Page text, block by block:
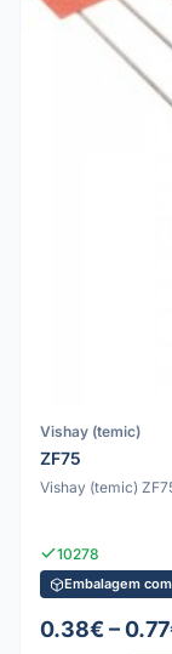
Vishay (temic)
ZF75
Vishay (temic)
10278
Embalagem
0.38€ –